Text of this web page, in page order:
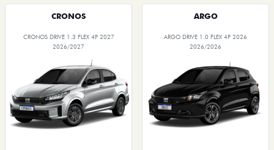
CRONOS
CRONOS DRIVE 1.3 FLEX 4P 2027
2026/2027
ARGO
ARGO DRIVE 1.0 FLEX 4P 2026
2026/2026